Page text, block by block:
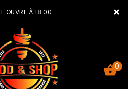
×
OUVRE À 18:00
0